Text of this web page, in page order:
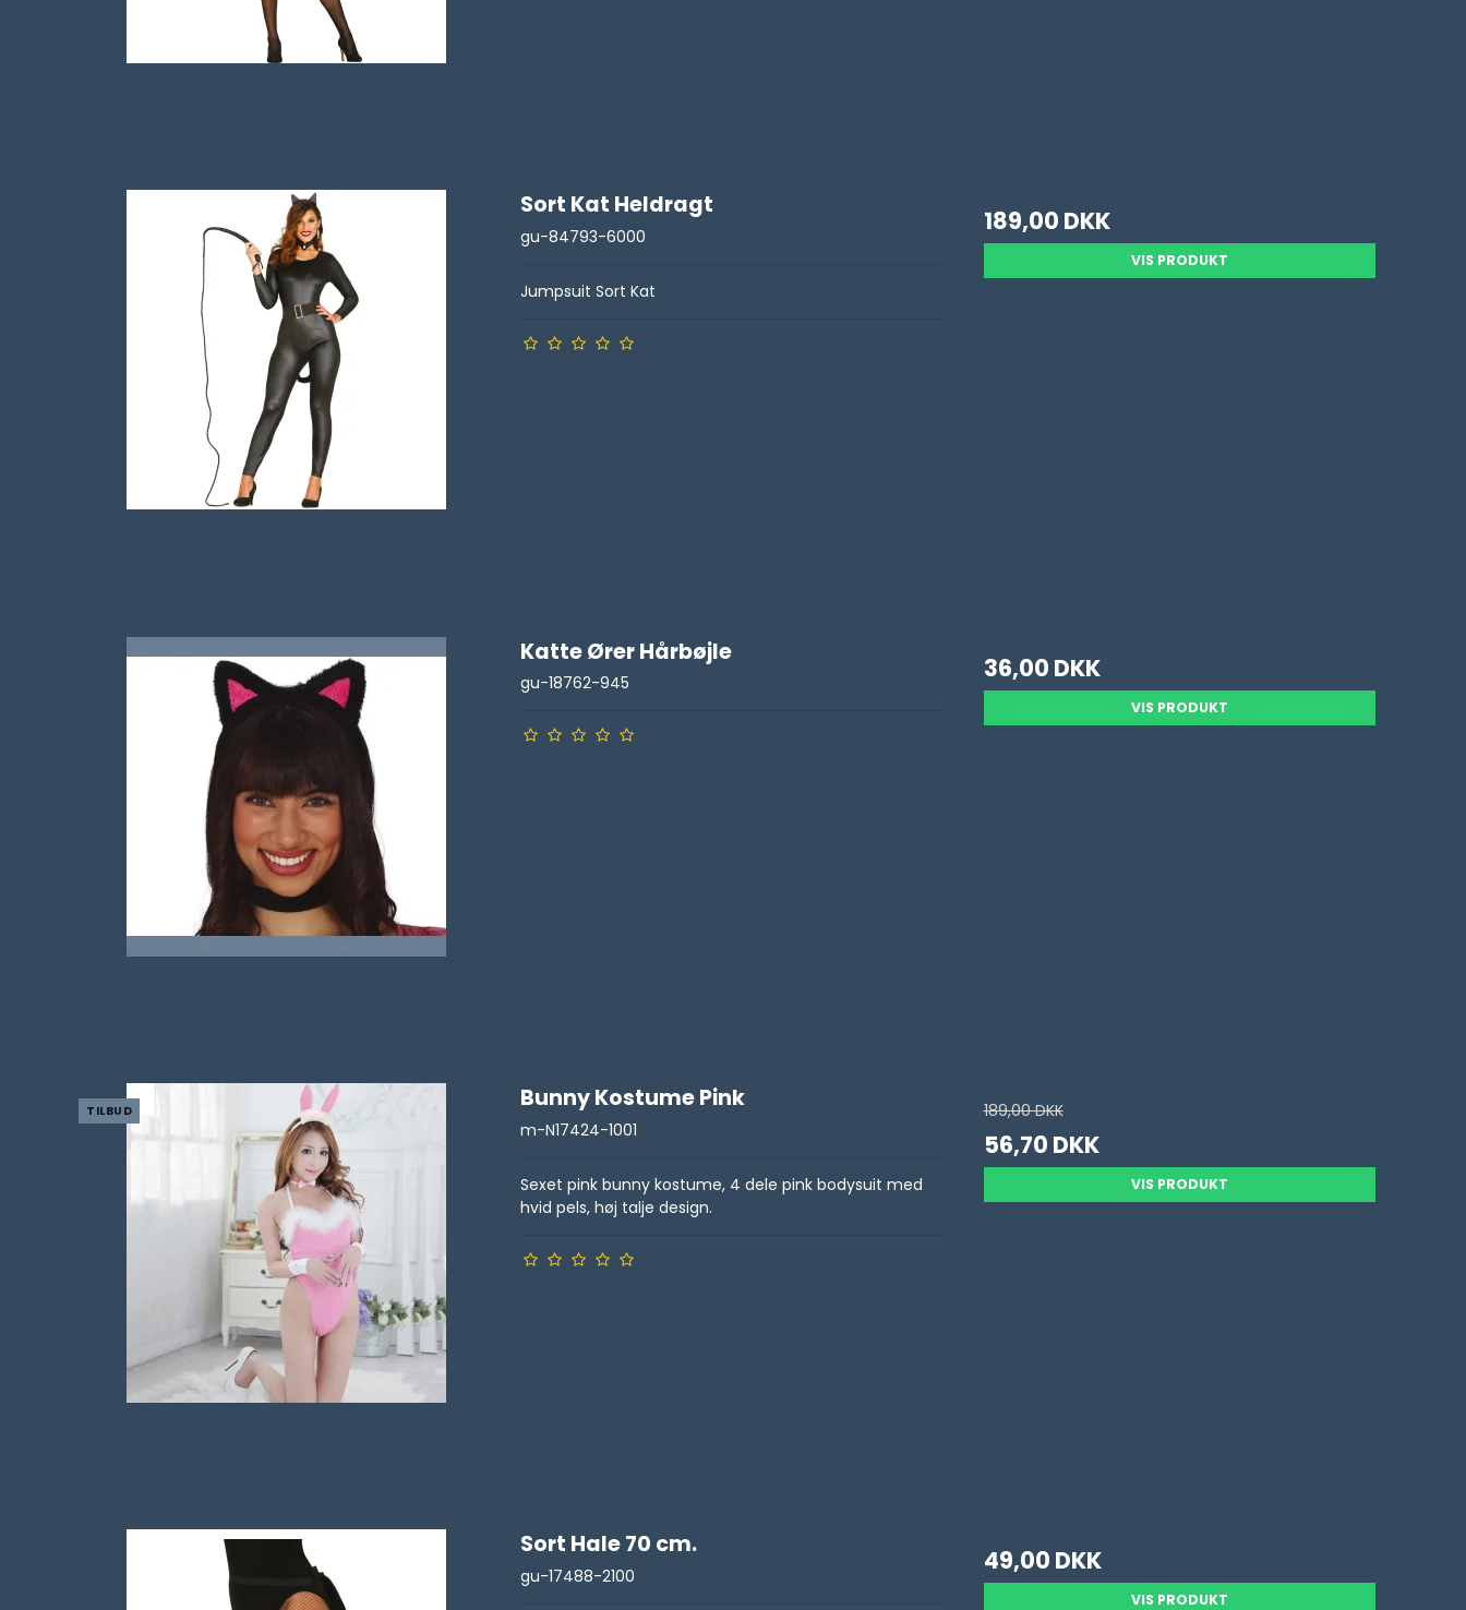
Sort Kat Heldragt
gu-84793-6000
Jumpsuit Sort Kat
189,00 DKK
VIS PRODUKT
Katte Ører Hårbøjle
gu-18762-945 36,00 DKK
VIS PRODUKT
TILBUD Bunny Kostume Pink
m-N17424-1001
Sexet pink bunny kostume, 4 dele pink bodysuit med
hvid pels, høj talje design.
189,00 DKK
56,70 DKK
VIS PRODUKT
Sort Hale 70 cm.
gu-17488-2100 49,00 DKK
VIS PRODUKT